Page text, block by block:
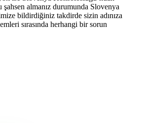
almanız durumunda Slovenya
bildirdiğiniz takdirde sizin adınıza
sırasında herhangi bir sorun